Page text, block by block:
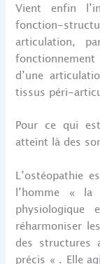
Vient enfin
fonction-
articulation,
d’une
tissus péri-
Pour ce qui
atteint là des
L’ostéopathie
l’homme « la
réharmoniser
des structures
précis « . Elle